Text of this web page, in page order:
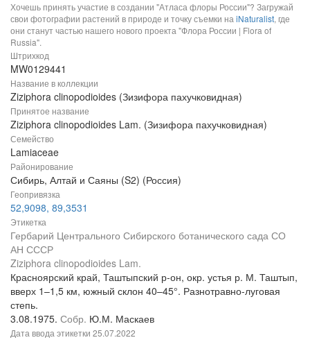
Хочешь принять участие в создании "Атласа флоры России"? Загружай
свои фотографии растений в природе и точку съемки на iNaturalist, где
они станут частью нашего нового проекта "Флора России | Flora of
Russia".
Штрихкод
MW0129441
Название в коллекции
Ziziphora clinopodioides (Зизифора пахучковидная)
Принятое название
Ziziphora clinopodioides Lam. (Зизифора пахучковидная)
Семейство
Lamiaceae
Районирование
Сибирь, Алтай и Саяны (S2) (Россия)
Геопривязка
52,9098, 89,3531
Этикетка
Гербарий Центрального Сибирского ботанического сада СО
АН СССР
Ziziphora clinopodioides Lam.
Красноярский край, Таштыпский р-он, окр. устья р. М. Таштып,
вверх 1–1,5 км, южный склон 40–45°. Разнотравно-луговая
степь.
3.08.1975. Собр. Ю.М. Маскаев
Дата ввода этикетки 25.07.2022